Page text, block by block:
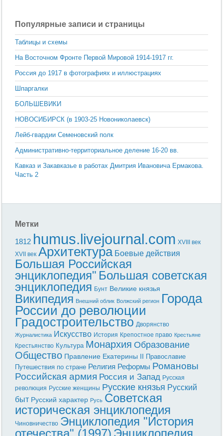
Популярные записи и страницы
Таблицы и схемы
На Восточном Фронте Первой Мировой 1914-1917 гг.
Россия до 1917 в фотографиях и иллюстрациях
Шпаргалки
БОЛЬШЕВИКИ
НОВОСИБИРСК (в 1903-25 Новониколаевск)
Лейб-гвардии Семеновский полк
Административно-территориальное деление 16-20 вв.
Кавказ и Закавказье в работах Дмитрия Ивановича Ермакова.
Часть 2
Метки
1812 humus.livejournal.com XVIII век
XVII век Архитектура Боевые действия
Большая Российская
энциклопедия" Большая советская
энциклопедия Бунт Великие князья
Википедия Внешний облик Волжский регион Города
России до революции
Градостроительство Дворянство
Журналистика Искусство История Крепостное право Крестьяне
Крестьянство Культура Монархия Образование
Общество Правление Екатерины II Православие
Путешествия по стране Религия Реформы Романовы
Российская армия Россия и Запад Русская
революция Русские женщины Русские князья Русский
быт Русский характер Русь Советская
историческая энциклопедия
Чиновничество Энциклопедия "История
отечества" (1997) Энциклопедия